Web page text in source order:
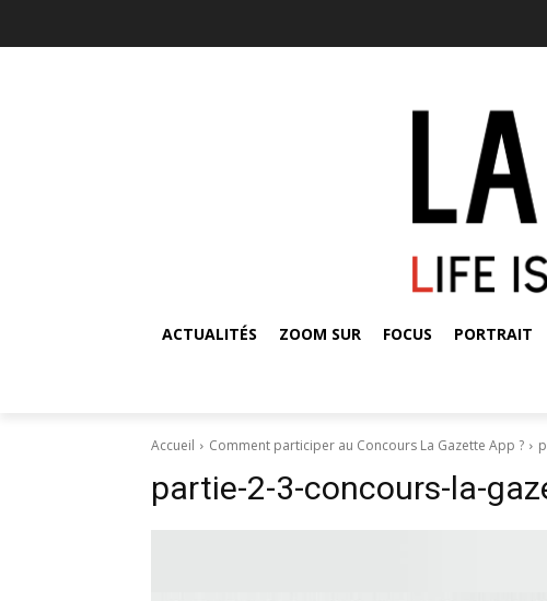
ACTUALITÉS ZOOM SUR FOCUS PORTRAIT
Accueil Comment participer au Concours La Gazette App ?
partie-2-3-concours-la-